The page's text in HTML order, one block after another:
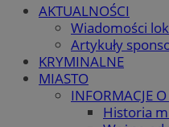
AKTUALNOŚCI
Wiadomości
Artykuły
KRYMINALNE
MIASTO
INFORMACJE
Historia